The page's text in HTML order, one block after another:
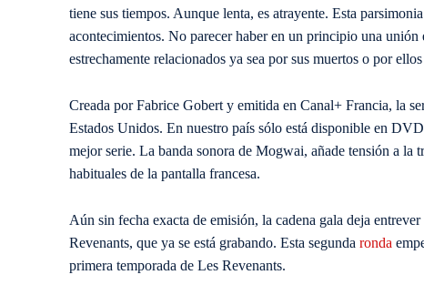
tiene sus tiempos. Aunque lenta, es atrayente. Esta
acontecimientos. No parecer haber en un principio una unión
estrechamente relacionados ya sea por sus muertos o por
Creada por Fabrice Gobert y emitida en Canal+ Francia, la
Estados Unidos. En nuestro país sólo está disponible en
mejor serie. La banda sonora de Mogwai, añade tensión a la
habituales de la pantalla francesa.
Aún sin fecha exacta de emisión, la cadena gala deja
Revenants, que ya se está grabando. Esta segunda ronda
primera temporada de Les Revenants.